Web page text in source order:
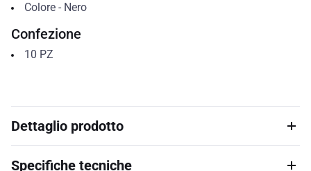
Colore- Nero
Confezione
10 PZ
Dettaglio prodotto
Specifiche tecniche